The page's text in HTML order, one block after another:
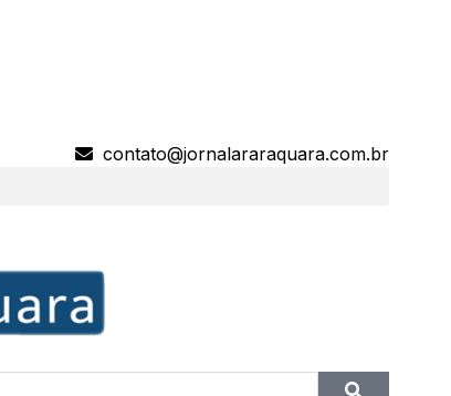
contato@jornalararaquara.com.br